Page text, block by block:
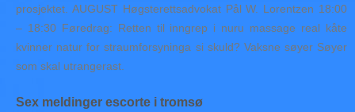
prosjektet. AUGUST Høgsterettsadvokat Pål W. Lorentzen 18:00
– 18:30 Føredrag: Retten til inngrep i nuru massage real kåte
kvinner natur for straumforsyninga si skuld? Vaksne søyer Søyer
som skal utrangerast.
Sex meldinger escorte i tromsø